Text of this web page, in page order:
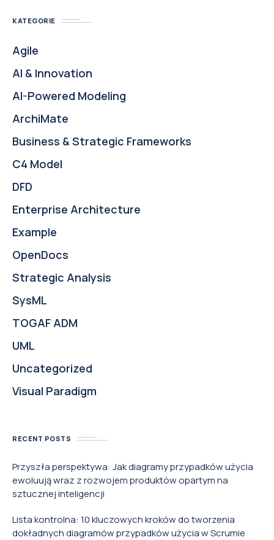
KATEGORIE
Agile
AI & Innovation
AI-Powered Modeling
ArchiMate
Business & Strategic Frameworks
C4 Model
DFD
Enterprise Architecture
Example
OpenDocs
Strategic Analysis
SysML
TOGAF ADM
UML
Uncategorized
Visual Paradigm
RECENT POSTS
Przyszła perspektywa: Jak diagramy przypadków użycia
ewoluują wraz z rozwojem produktów opartym na
sztucznej inteligencji
Lista kontrolna: 10 kluczowych kroków do tworzenia
dokładnych diagramów przypadków użycia w Scrumie